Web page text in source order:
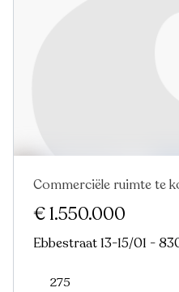
Commerciële ruimte te
€ 1.550.000
Ebbestraat 13-15/01 -
275